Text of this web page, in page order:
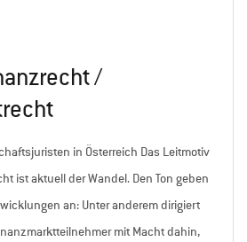
/
in Österreich Das Leitmotiv
ist aktuell der Wandel. Den Ton geben
an: Unter anderem dirigiert
mit Macht dahin,